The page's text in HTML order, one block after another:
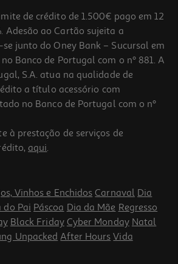
(m5/24gb/1tb Midnight)
de crédito de 1.500€ pago em 12
Adesão ao Cartão sujeita a
junto do Oney Bank – Sucursal em
Banco de Portugal com o nº 881. A
S.A. atua na qualidade de
a título acessório com
no Banco de Portugal com o nº
à prestação de serviços de
aqui.
Vinhos e Enchidos Carnaval Dia
do Pai Páscoa Dia da Mãe Regresso
Black Friday Cyber Monday Natal
Unpacked After Hours Vida